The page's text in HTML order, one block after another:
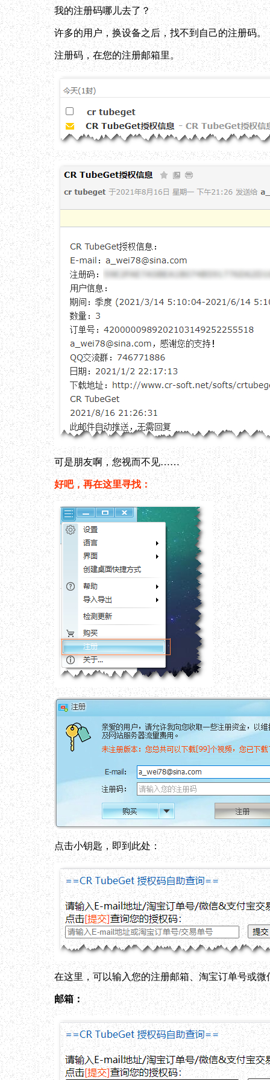
我的注册码哪儿去了？
许多的用户，换设备之后，找不到自己的注册码。
注册码，在您的注册邮箱里。
可是朋友啊，您视而不见……
好吧，再在这里寻找：
点击小钥匙，即到此处：
在这里，可以输入您的注册邮箱、淘宝订单号或
邮箱：